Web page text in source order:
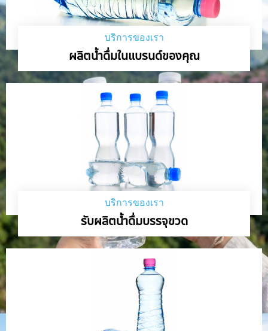
บริการของเรา
ผลิตน้ำดื่มในแบรนด์ของคุณ
บริการของเรา
รับผลิตน้ำดื่มบรรจุขวด